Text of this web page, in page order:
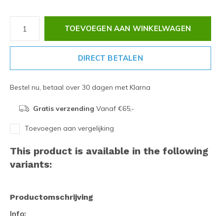
TOEVOEGEN AAN WINKELWAGEN
DIRECT BETALEN
Bestel nu, betaal over 30 dagen met Klarna
Gratis verzending Vanaf €65,-
Toevoegen aan vergelijking
This product is available in the following
variants:
Productomschrijving
Info: